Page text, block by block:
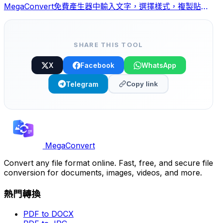
MegaConvert免費產生器中輸入文字，選擇樣式，複製貼上
即可。
SHARE THIS TOOL
X Facebook WhatsApp
Telegram Copy link
MegaConvert
Convert any file format online. Fast, free, and secure file
conversion for documents, images, videos, and more.
熱門轉換
PDF to DOCX